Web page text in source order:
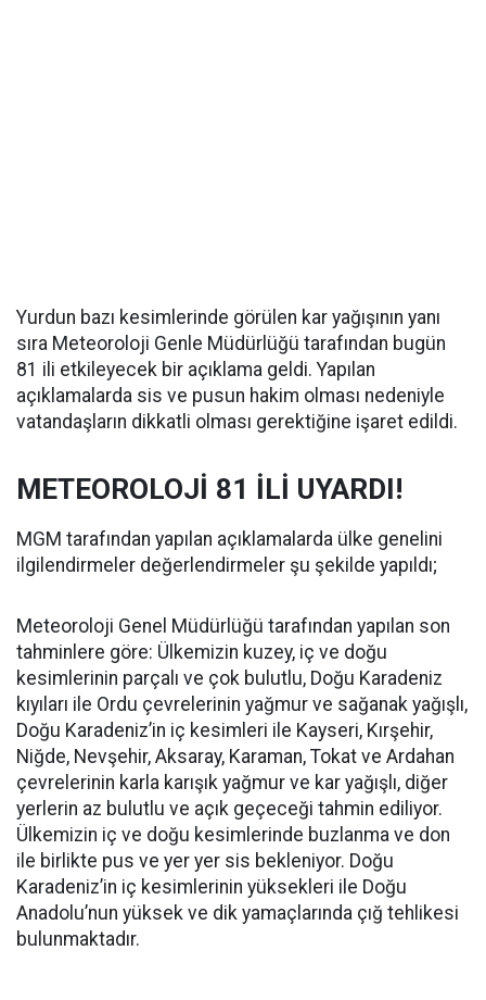
Yurdun bazı kesimlerinde görülen kar yağışının yanı
sıra Meteoroloji Genle Müdürlüğü tarafından bugün
81 ili etkileyecek bir açıklama geldi. Yapılan
açıklamalarda sis ve pusun hakim olması nedeniyle
vatandaşların dikkatli olması gerektiğine işaret edildi.
METEOROLOJİ 81 İLİ UYARDI!
MGM tarafından yapılan açıklamalarda ülke genelini
ilgilendirmeler değerlendirmeler şu şekilde yapıldı;
Meteoroloji Genel Müdürlüğü tarafından yapılan son
tahminlere göre: Ülkemizin kuzey, iç ve doğu
kesimlerinin parçalı ve çok bulutlu, Doğu Karadeniz
kıyıları ile Ordu çevrelerinin yağmur ve sağanak yağışlı,
Doğu Karadeniz’in iç kesimleri ile Kayseri, Kırşehir,
Niğde, Nevşehir, Aksaray, Karaman, Tokat ve Ardahan
çevrelerinin karla karışık yağmur ve kar yağışlı, diğer
yerlerin az bulutlu ve açık geçeceği tahmin ediliyor.
Ülkemizin iç ve doğu kesimlerinde buzlanma ve don
ile birlikte pus ve yer yer sis bekleniyor. Doğu
Karadeniz’in iç kesimlerinin yüksekleri ile Doğu
Anadolu’nun yüksek ve dik yamaçlarında çığ tehlikesi
bulunmaktadır.